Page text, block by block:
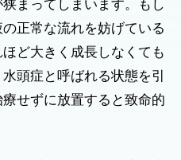
まってしまいます。もし
正常な流れを妨げている
ど大きく成長しなくても
頭症と呼ばれる状態を引
せずに放置すると致命的